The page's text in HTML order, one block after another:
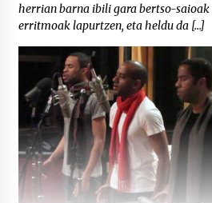
herrian barna ibili gara bertso-
erritmoak lapurtzen, eta heldu da […]